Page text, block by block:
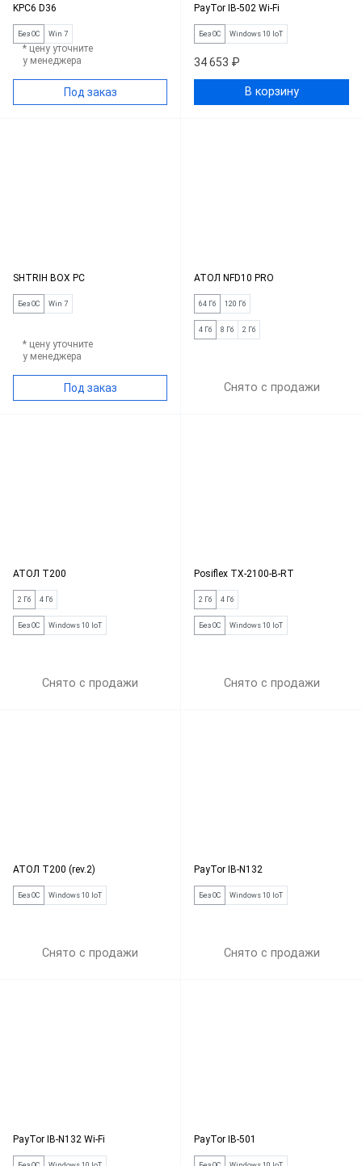
KPC6 D36
Без ОС Win 7
* цену уточните
у менеджера
Под заказ
PayTor IB-502 Wi-Fi
Без ОС Windows 10 IoT
34 653 ₽
В корзину
SHTRIH BOX PC
Без ОС Win 7
* цену уточните
у менеджера
Под заказ
АТОЛ NFD10 PRO
64 Гб 120 Гб
4 Гб 8 Гб 2 Гб
Снято с продажи
АТОЛ Т200
2 Гб 4 Гб
Без ОС Windows 10 IoT
Снято с продажи
Posiflex TX-2100-B-RT
2 Гб 4 Гб
Без ОС Windows 10 IoT
Снято с продажи
АТОЛ Т200 (rev.2)
Без ОС Windows 10 IoT
Снято с продажи
PayTor IB-N132
Без ОС Windows 10 IoT
Снято с продажи
PayTor IB-N132 Wi-Fi PayTor IB-501